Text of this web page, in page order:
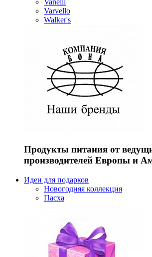
Vanelli
Varvello
Walker's
Продукты питания от
производителей Европы и
Идеи для подарков
Новогодняя коллекция
Пасха